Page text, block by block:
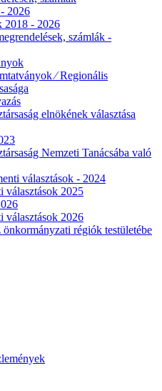
2026
2018 - 2026
számlák -
⁄ Regionális
elnökének választása
Nemzeti Tanácsába való
választások - 2024
választások 2025
választások 2026
önkormányzati régiók testületébe